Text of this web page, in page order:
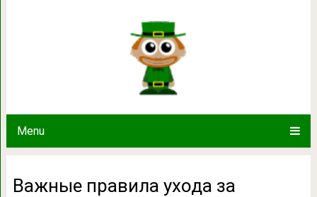
Menu
Важные правила ухода за
Важные правила ухода за